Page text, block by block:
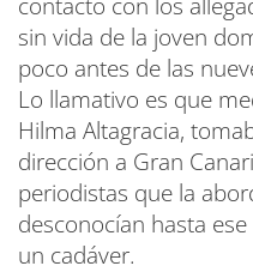
sin vida de la joven
poco antes de las
Lo llamativo es que
Hilma Altagracia,
dirección a Gran
periodistas que la
desconocían hasta
un cadáver.